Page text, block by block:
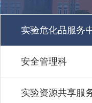
实验危化品服务
安全管理科
实验资源共享服